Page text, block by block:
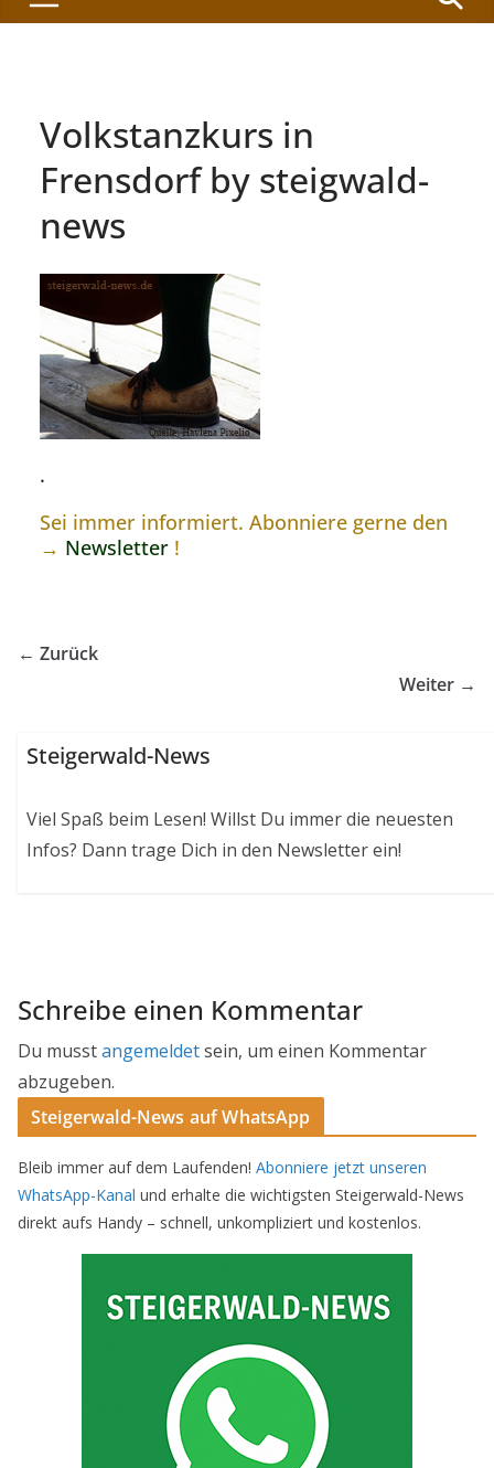
Volkstanzkurs in
Frensdorf by steigwald-
news
.
Sei immer informiert. Abonniere gerne den
→ Newsletter !
← Zurück
Weiter →
Steigerwald-News
Viel Spaß beim Lesen! Willst Du immer die neuesten
Infos? Dann trage Dich in den Newsletter ein!
Schreibe einen Kommentar
Du musstangemeldetsein, um einen Kommentar
abzugeben.
Steigerwald-News auf WhatsApp
Bleib immer auf dem Laufenden! Abonniere jetzt unseren
WhatsApp-Kanal und erhalte die wichtigsten Steigerwald-News
direkt aufs Handy – schnell, unkompliziert und kostenlos.